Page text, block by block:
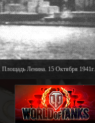
Площадь Ленина. 15 Октября 1941г.